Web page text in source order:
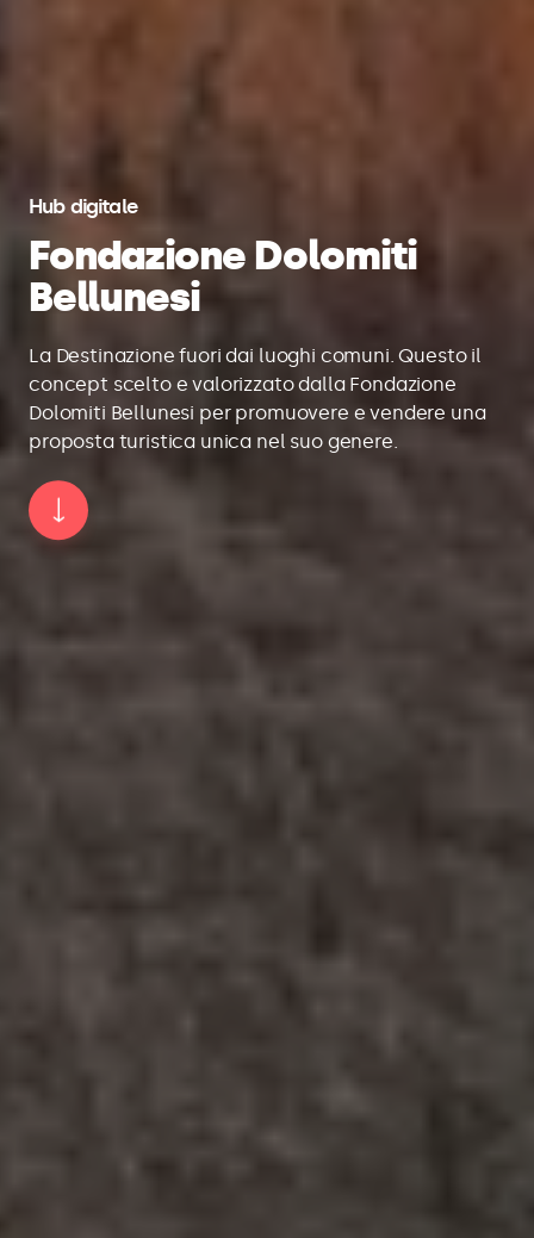
Hub digitale
Fondazione Dolomiti
Bellunesi
La Destinazione fuori dai luoghi comuni. Questo il
concept scelto e valorizzato dalla Fondazione
Dolomiti Bellunesi per promuovere e vendere una
proposta turistica unica nel suo genere.